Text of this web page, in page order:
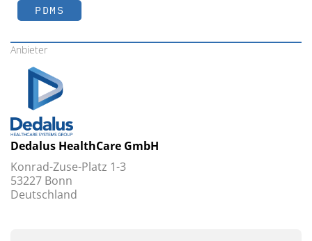
PDMS
Anbieter
Dedalus HealthCare GmbH
Konrad-Zuse-Platz 1-3
53227 Bonn
Deutschland